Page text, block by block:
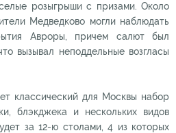
розыгрыши с призами. Около
Медведково могли наблюдать
Авроры, причем салют был
вызывал неподдельные возгласы
классический для Москвы набор
блэкджека и нескольких видов
за 12-ю столами, 4 из которых